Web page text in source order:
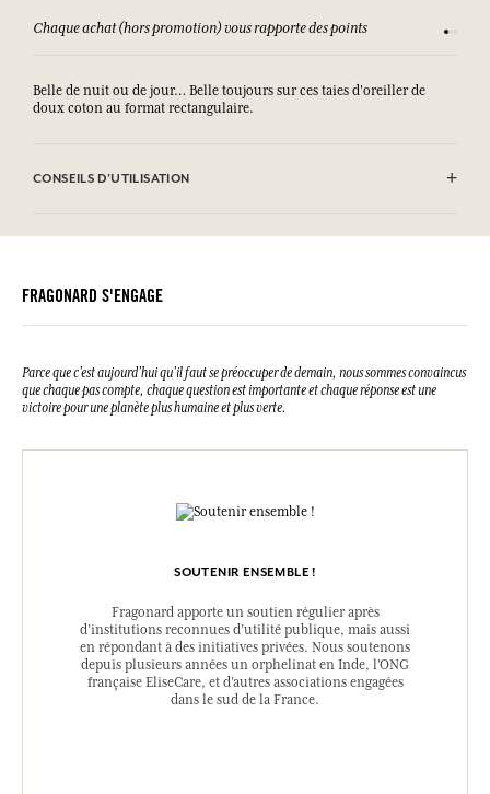
Chaque achat (hors promotion) vous rapporte des points
Belle de nuit ou de jour… Belle toujours sur ces taies d'oreiller de
doux coton au format rectangulaire.
CONSEILS D'UTILISATION
FRAGONARD S'ENGAGE
Parce que c’est aujourd’hui qu’il faut se préoccuper de demain, nous sommes convaincus
que chaque pas compte, chaque question est importante et chaque réponse est une
victoire pour une planète plus humaine et plus verte.
SOUTENIR ENSEMBLE !
Fragonard apporte un soutien régulier après
d’institutions reconnues d’utilité publique, mais aussi
en répondant à des initiatives privées. Nous soutenons
depuis plusieurs années un orphelinat en Inde, l’ONG
française EliseCare, et d’autres associations engagées
dans le sud de la France.